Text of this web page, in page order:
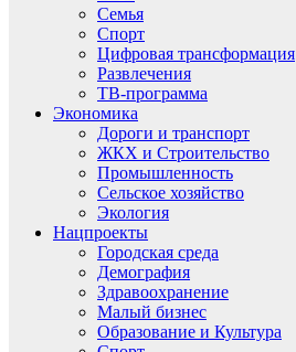
Семья
Спорт
Цифровая трансформация
Развлечения
ТВ-программа
Экономика
Дороги и транспорт
ЖКХ и Строительство
Промышленность
Сельское хозяйство
Экология
Нацпроекты
Городская среда
Демография
Здравоохранение
Малый бизнес
Образование и Культура